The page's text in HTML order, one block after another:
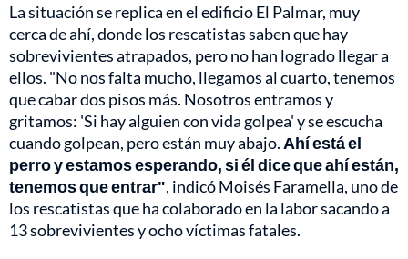
La situación se replica en el edificio El Palmar, muy
cerca de ahí, donde los rescatistas saben que hay
sobrevivientes atrapados, pero no han logrado llegar a
ellos. "No nos falta mucho, llegamos al cuarto, tenemos
que cabar dos pisos más. Nosotros entramos y
gritamos: 'Si hay alguien con vida golpea' y se escucha
cuando golpean, pero están muy abajo. Ahí está el
perro y estamos esperando, si él dice que ahí están,
tenemos que entrar", indicó Moisés Faramella, uno de
los rescatistas que ha colaborado en la labor sacando a
13 sobrevivientes y ocho víctimas fatales.